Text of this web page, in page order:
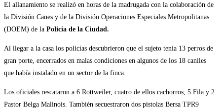
El allanamiento se realizó en horas de la madrugada con la colaboración de
la División Canes y de la División Operaciones Especiales Metropolitanas
(DOEM) de la Policía de la Ciudad.
Al llegar a la casa los policías descubrieron que el sujeto tenía 13 perros de
gran porte, encerrados en malas condiciones en algunos de los 18 caniles
que había instalado en un sector de la finca.
Los oficiales rescataron a 6 Rottweiler, cuatro de ellos cachorros, 5 Fila y 2
Pastor Belga Malinois. También secuestraron dos pistolas Bersa TPR9